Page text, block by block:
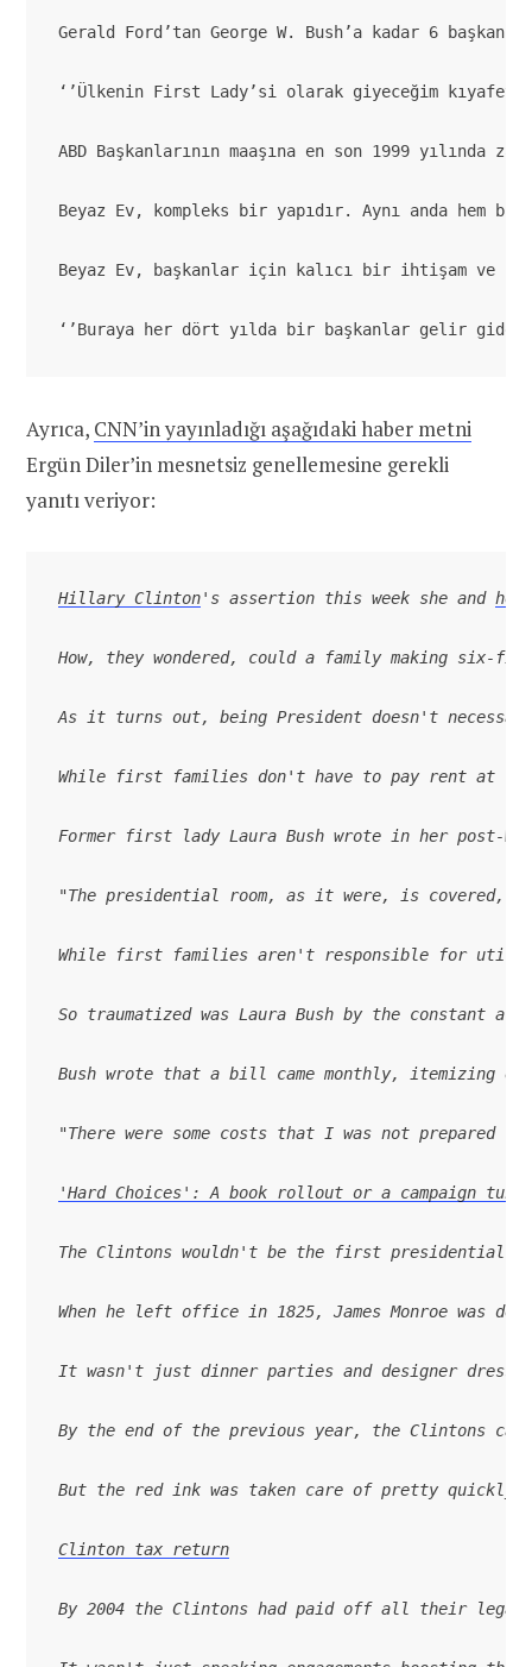
Gerald Ford’tan George W. Bush’a kadar 6
‘’Ülkenin First Lady’si olarak giyeceğim
ABD Başkanlarının maaşına en son 1999
Beyaz Ev, kompleks bir yapıdır. Aynı anda hem
Beyaz Ev, başkanlar için kalıcı bir ihtişam ve
‘’Buraya her dört yılda bir başkanlar gelir
Ayrıca, CNN’in yayınladığı aşağıdaki haber metni
Ergün Diler’in mesnetsiz genellemesine gerekli
yanıtı veriyor:
Hillary Clinton's assertion this week she and her
How, they wondered, could a family making
As it turns out, being President doesn't
While first families don't have to pay rent at
"The presidential room, as it were, is covered,
While first families aren't responsible for
So traumatized was Laura Bush by the
Bush wrote that a bill came monthly, itemizing
"There were some costs that I was not prepared
'Hard Choices': A book rollout or a campaign tune
The Clintons wouldn't be the first presidential
When he left office in 1825, James Monroe was
It wasn't just dinner parties and designer
By the end of the previous year, the Clintons
But the red ink was taken care of pretty quickly.
Clinton tax return
By 2004 the Clintons had paid off all their legal